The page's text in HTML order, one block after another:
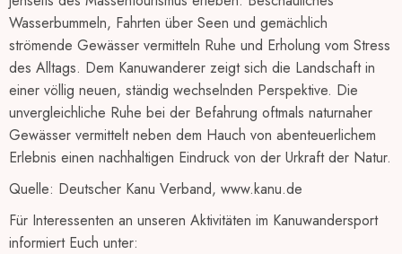
Wasserbummeln, Fahrten über Seen und gemächlich
strömende Gewässer vermitteln Ruhe und Erholung vom Stress
des Alltags. Dem Kanuwanderer zeigt sich die Landschaft in
einer völlig neuen, ständig wechselnden Perspektive. Die
unvergleichliche Ruhe bei der Befahrung oftmals naturnaher
Gewässer vermittelt neben dem Hauch von abenteuerlichem
Erlebnis einen nachhaltigen Eindruck von der Urkraft der Natur.
Quelle: Deutscher Kanu Verband, www.kanu.de
Für Interessenten an unseren Aktivitäten im Kanuwandersport
informiert Euch unter: